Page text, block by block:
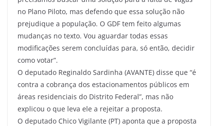
no Plano Piloto, mas defendo que essa solução não
prejudique a população. O GDF tem feito algumas
mudanças no texto. Vou aguardar todas essas
modificações serem concluídas para, só então, decidir
como votar”.
O deputado Reginaldo Sardinha (AVANTE) disse que “é
contra a cobrança dos estacionamentos públicos em
áreas residenciais do Distrito Federal”, mas não
explicou o que leva ele a rejeitar a proposta.
O deputado Chico Vigilante (PT) aponta que a proposta